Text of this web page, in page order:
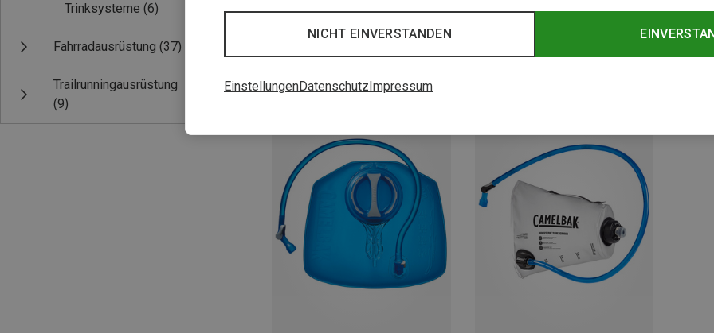
Trinksysteme (6)
Fahrradausrüstung (37)
Trailrunningausrüstung
(9)
Camelbak | Trinksysteme
1,5L 3L
NICHT EINVERSTANDEN
EinstellungenDatenschutzImpressum